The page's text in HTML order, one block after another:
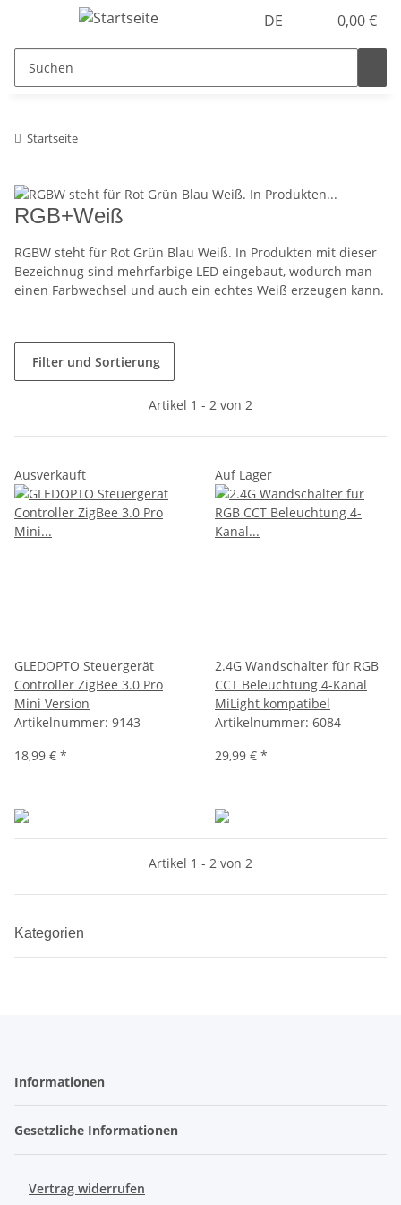
DE 0,00 €
Startseite
RGB+Weiß
RGBW steht für Rot Grün Blau Weiß. In Produkten mit dieser
Bezeichnug sind mehrfarbige LED eingebaut, wodurch man
einen Farbwechsel und auch ein echtes Weiß erzeugen kann.
Filter und Sortierung
Artikel 1 - 2 von 2
Ausverkauft
GLEDOPTO Steuergerät
Controller ZigBee 3.0 Pro
Mini Version
Artikelnummer: 9143
18,99 € *
Auf Lager
2.4G Wandschalter für RGB
CCT Beleuchtung 4-Kanal
MiLight kompatibel
Artikelnummer: 6084
29,99 € *
Artikel 1 - 2 von 2
Kategorien
Informationen
Gesetzliche Informationen
Vertrag widerrufen